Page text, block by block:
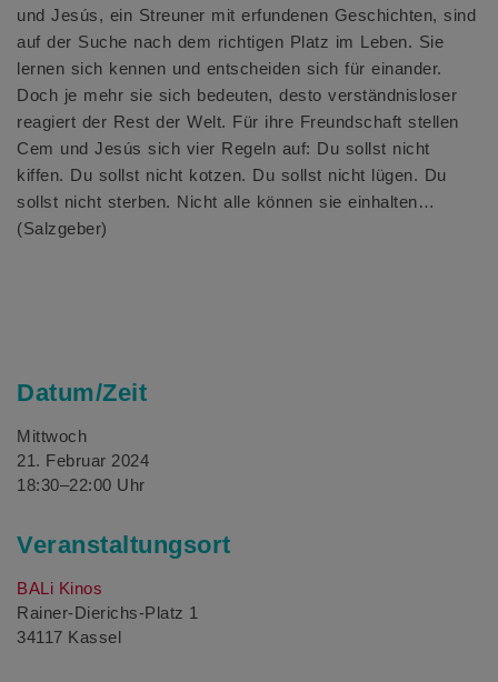
und Jesús, ein Streuner mit erfundenen Geschichten, sind
auf der Suche nach dem richtigen Platz im Leben. Sie
lernen sich kennen und entscheiden sich für einander.
Doch je mehr sie sich bedeuten, desto verständnisloser
reagiert der Rest der Welt. Für ihre Freundschaft stellen
Cem und Jesús sich vier Regeln auf: Du sollst nicht
kiffen. Du sollst nicht kotzen. Du sollst nicht lügen. Du
sollst nicht sterben. Nicht alle können sie einhalten…
(Salzgeber)
Datum/Zeit
Mittwoch
21. Februar 2024
18:30–22:00 Uhr
Veranstaltungsort
BALi Kinos
Rainer‐Dierichs‐Platz 1
34117 Kassel